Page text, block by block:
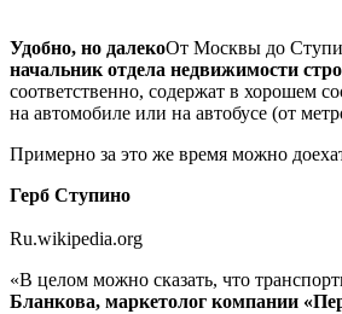
Удобно, но далекоОт Москвы до
начальник отдела недвижимости
соответственно, содержат в хорошем
на автомобиле или на автобусе (от
Примерно за это же время можно
Герб Ступино
Ru.wikipedia.org
«В целом можно сказать, что
Бланкова, маркетолог компании